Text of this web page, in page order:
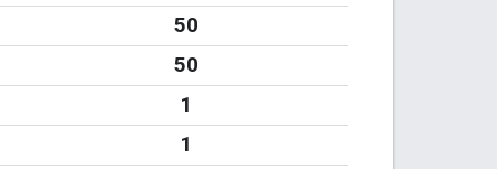
50
50
1
1